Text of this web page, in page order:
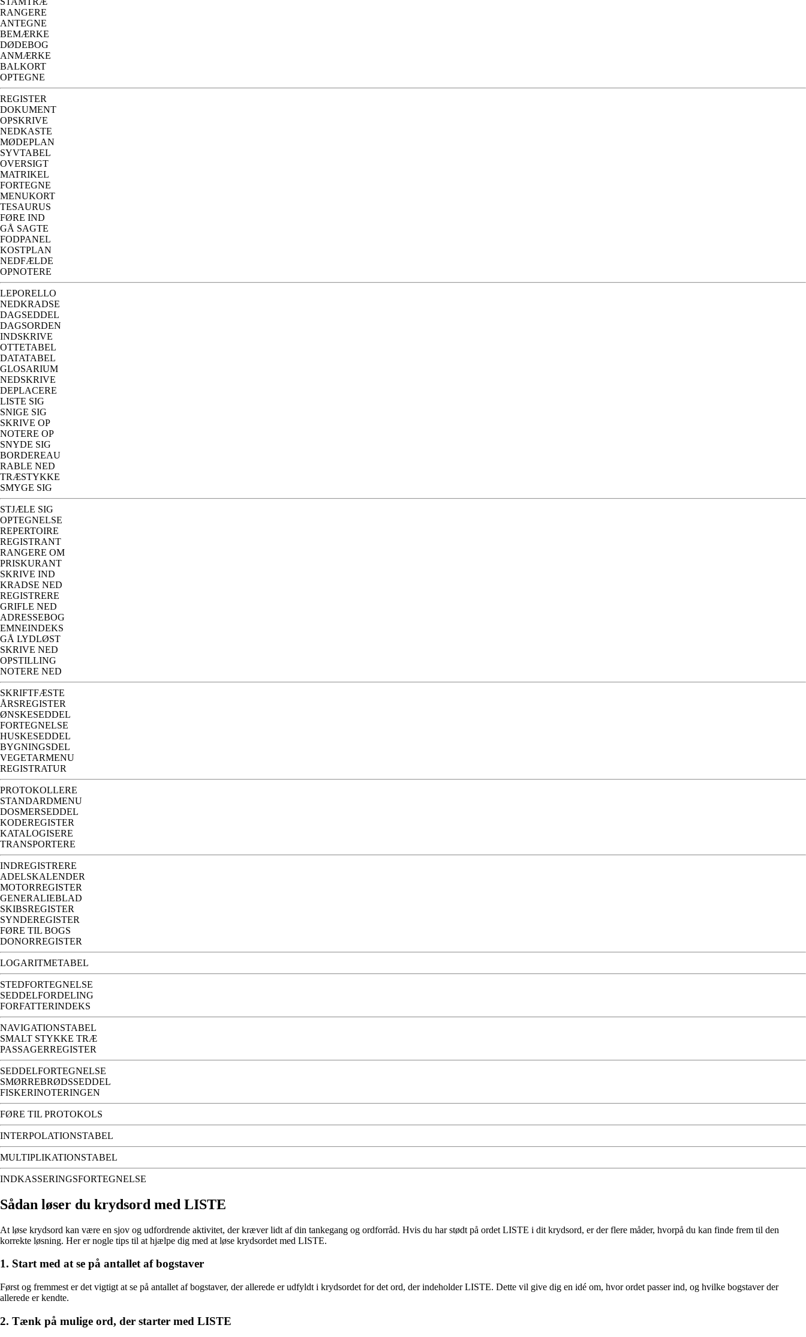
RANGERE
ANTEGNE
BEMÆRKE
DØDEBOG
ANMÆRKE
BALKORT
OPTEGNE
REGISTER
DOKUMENT
OPSKRIVE
NEDKASTE
MØDEPLAN
SYVTABEL
OVERSIGT
MATRIKEL
FORTEGNE
MENUKORT
TESAURUS
FØRE IND
GÅ SAGTE
FODPANEL
KOSTPLAN
NEDFÆLDE
OPNOTERE
LEPORELLO
NEDKRADSE
DAGSEDDEL
DAGSORDEN
INDSKRIVE
OTTETABEL
DATATABEL
GLOSARIUM
NEDSKRIVE
DEPLACERE
LISTE SIG
SNIGE SIG
SKRIVE OP
NOTERE OP
SNYDE SIG
BORDEREAU
RABLE NED
TRÆSTYKKE
SMYGE SIG
STJÆLE SIG
OPTEGNELSE
REPERTOIRE
REGISTRANT
RANGERE OM
PRISKURANT
SKRIVE IND
KRADSE NED
REGISTRERE
GRIFLE NED
ADRESSEBOG
EMNEINDEKS
GÅ LYDLØST
SKRIVE NED
OPSTILLING
NOTERE NED
SKRIFTFÆSTE
ÅRSREGISTER
ØNSKESEDDEL
FORTEGNELSE
HUSKESEDDEL
BYGNINGSDEL
VEGETARMENU
REGISTRATUR
PROTOKOLLERE
STANDARDMENU
DOSMERSEDDEL
KODEREGISTER
KATALOGISERE
TRANSPORTERE
INDREGISTRERE
ADELSKALENDER
MOTORREGISTER
GENERALIEBLAD
SKIBSREGISTER
SYNDEREGISTER
FØRE TIL BOGS
DONORREGISTER
LOGARITMETABEL
STEDFORTEGNELSE
SEDDELFORDELING
FORFATTERINDEKS
NAVIGATIONSTABEL
SMALT STYKKE TRÆ
PASSAGERREGISTER
SEDDELFORTEGNELSE
SMØRREBRØDSSEDDEL
FISKERINOTERINGEN
FØRE TIL PROTOKOLS
INTERPOLATIONSTABEL
MULTIPLIKATIONSTABEL
INDKASSERINGSFORTEGNELSE
Sådan løser du krydsord med LISTE
At løse krydsord kan være en sjov og udfordrende aktivitet, der kræver lidt af din tankegang og ordforråd. Hvis du har stødt på ordet LISTE i dit krydsord, er der flere måder, hvorpå du kan finde frem til den
korrekte løsning. Her er nogle tips til at hjælpe dig med at løse krydsordet med LISTE.
1. Start med at se på antallet af bogstaver
Først og fremmest er det vigtigt at se på antallet af bogstaver, der allerede er udfyldt i krydsordet for det ord, der indeholder LISTE. Dette vil give dig en idé om, hvor ordet passer ind, og hvilke bogstaver der
allerede er kendte.
2. Tænk på mulige ord, der starter med LISTE